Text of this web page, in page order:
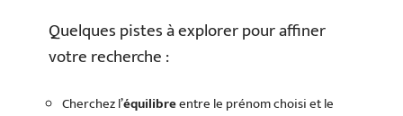
Quelques pistes à explorer pour affiner
votre recherche :
Cherchez l’équilibreentre le prénom choisi et le